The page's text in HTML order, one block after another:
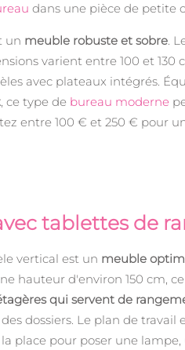
dans une pièce de petite
un meuble robuste et sobre.
varient entre 100 et 130
avec plateaux intégrés.
, ce type de bureau moderne
entre 100 € et 250 € pour
tablettes de
vertical est un meuble
hauteur d'environ 150 cm,
qui servent de
dossiers. Le plan de travail
place pour poser une